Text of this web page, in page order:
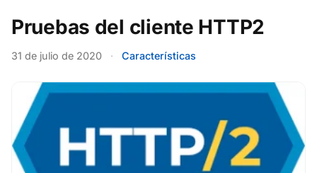
Pruebas del cliente HTTP2
31 de julio de 2020 · Características